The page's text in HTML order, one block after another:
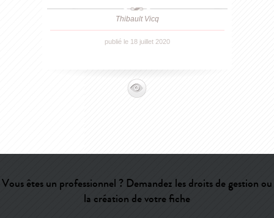
Thibault Vicq
publié le 18 juillet 2020
Vous êtes un professionnel ? Demandez les droits de gestion ou
la création de votre fiche